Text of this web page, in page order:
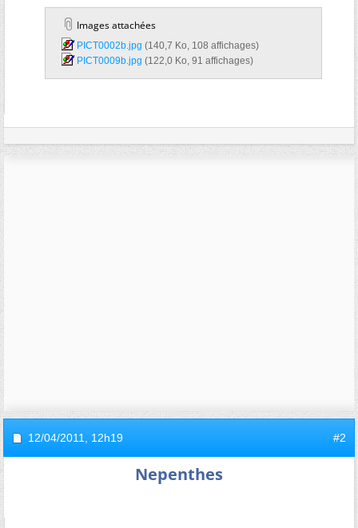
Images attachées
PICT0002b.jpg‎ (140,7 Ko, 108 affichages)
PICT0009b.jpg‎ (122,0 Ko, 91 affichages)
12/04/2011, 12h19 #2
Nepenthes